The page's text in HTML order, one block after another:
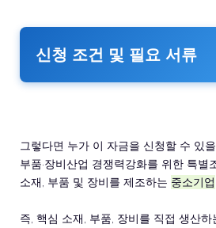
신청 조건 및 필요 서류
그렇다면 누가 이 자금을 신청할 수 있을
부품·장비산업 경쟁력강화를 위한 특별
소재, 부품 및 장비를 제조하는 중소기업
즉, 핵심 소재, 부품, 장비를 직접 생산